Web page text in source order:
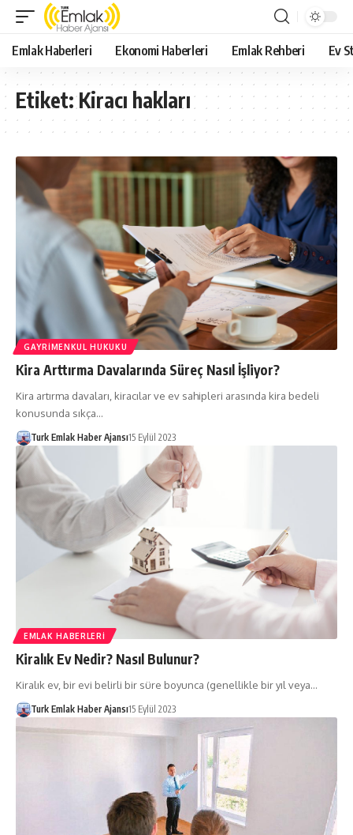
Emlak Haberleri Ekonomi Haberleri Emlak Rehberi Ev
Etiket:Kiracı hakları
GAYRIMENKUL HUKUKU
Kira Arttırma Davalarında Süreç Nasıl İşliyor?
Kira artırma davaları, kiracılar ve ev sahipleri arasında kira bedeli
konusunda sıkça…
Turk Emlak Haber Ajansı15 Eylül 2023
EMLAK HABERLERI
Kiralık Ev Nedir? Nasıl Bulunur?
Kiralık ev, bir evi belirli bir süre boyunca (genellikle bir yıl veya…
Turk Emlak Haber Ajansı15 Eylül 2023